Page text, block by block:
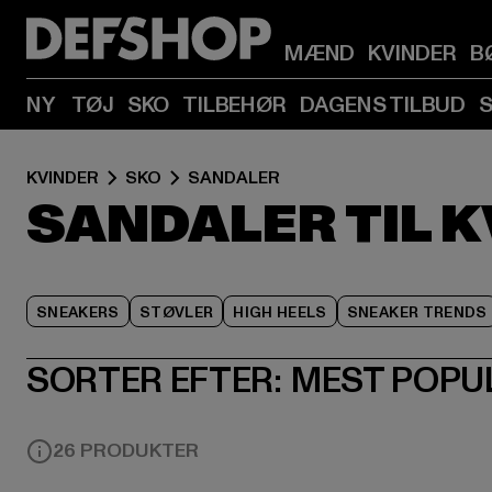
MÆND KVINDER
NY TØJ SKO TILBEHØR DAGENS TILBUD
KVINDER SKO SANDALER
SANDALER TIL
SNEAKERS STØVLER HIGH HEELS SNEAKER TRENDS
SORTER EFTER: MEST
26 PRODUKTER